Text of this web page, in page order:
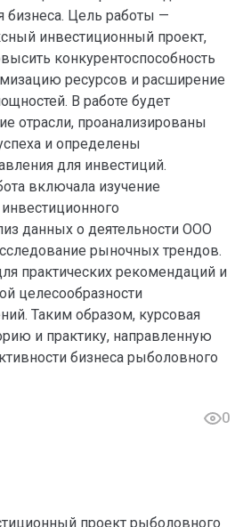
бизнеса. Цель работы —
инвестиционный проект,
конкурентоспособность
ресурсов и расширение
В работе будет
отрасли, проанализированы
и определены
для инвестиций.
включала изучение
данных о деятельности ООО
рыночных трендов.
практических рекомендаций и
целесообразности
Таким образом, курсовая
и практику, направленную
бизнеса рыболовного
0
проект рыболовного